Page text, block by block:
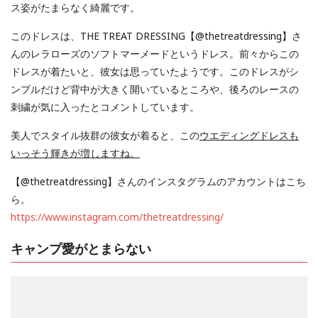
ス姿がたまらなく綺麗です。
このドレスは、THE TREAT DRESSING【@thetreatdressing】さ
んのレラローズのソフトマーメードというドレス。前々からこの
ドレスが着たいと、彼女は思っていたようです。このドレスがシ
ンプルだけど背中が大きく開いているところや、後ろのレースの
刺繍が気に入ったとコメントしています。
美人でスタイル抜群の彼女が着ると、このウエディングドレスも
いっそう輝きが増しますね。
【@thetreatdressing】さんのインスタグラムのアカウントはこち
ら。
https://www.instagram.com/thetreatdressing/
キャンプ愛がとまらない